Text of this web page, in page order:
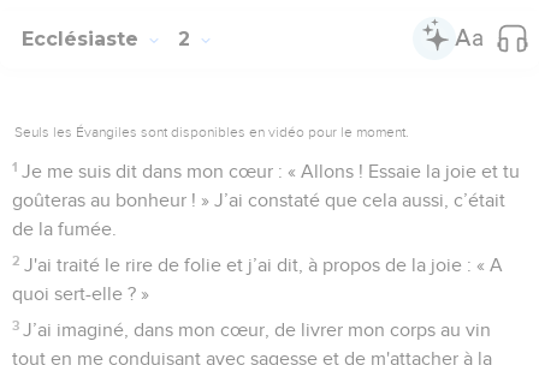
Ecclésiaste 2
Seuls les Évangiles sont disponibles en vidéo pour le moment.
1 Je me suis dit dans mon cœur : « Allons ! Essaie la joie et tu
goûteras au bonheur ! » J’ai constaté que cela aussi, c’était
de la fumée.
2 J'ai traité le rire de folie et j’ai dit, à propos de la joie : « A
quoi sert-elle ? »
3 J’ai imaginé, dans mon cœur, de livrer mon corps au vin
tout en me conduisant avec sagesse et de m'attacher à la